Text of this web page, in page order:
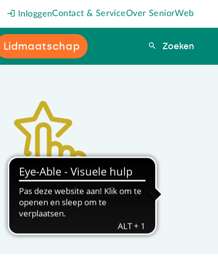
InloggenContact & ServiceOver SeniorWeb
Lidmaatschap Zoeken
Zoeken